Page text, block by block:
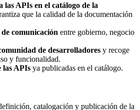
las APIs en el catálogo de la
que la calidad de la documentación
comunicación entre gobierno, negocio
de desarrolladores y recoge
y funcionalidad.
las APIs ya publicadas en el catálogo.
catalogación y publicación de la